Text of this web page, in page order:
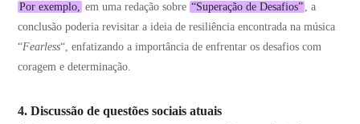
Por exemplo, em uma redação sobre “Superação de Desafios” , a
conclusão poderia revisitar a ideia de resiliência encontrada na música
“Fearless“, enfatizando a importância de enfrentar os desafios com
coragem e determinação.
4. Discussão de questões sociais atuais